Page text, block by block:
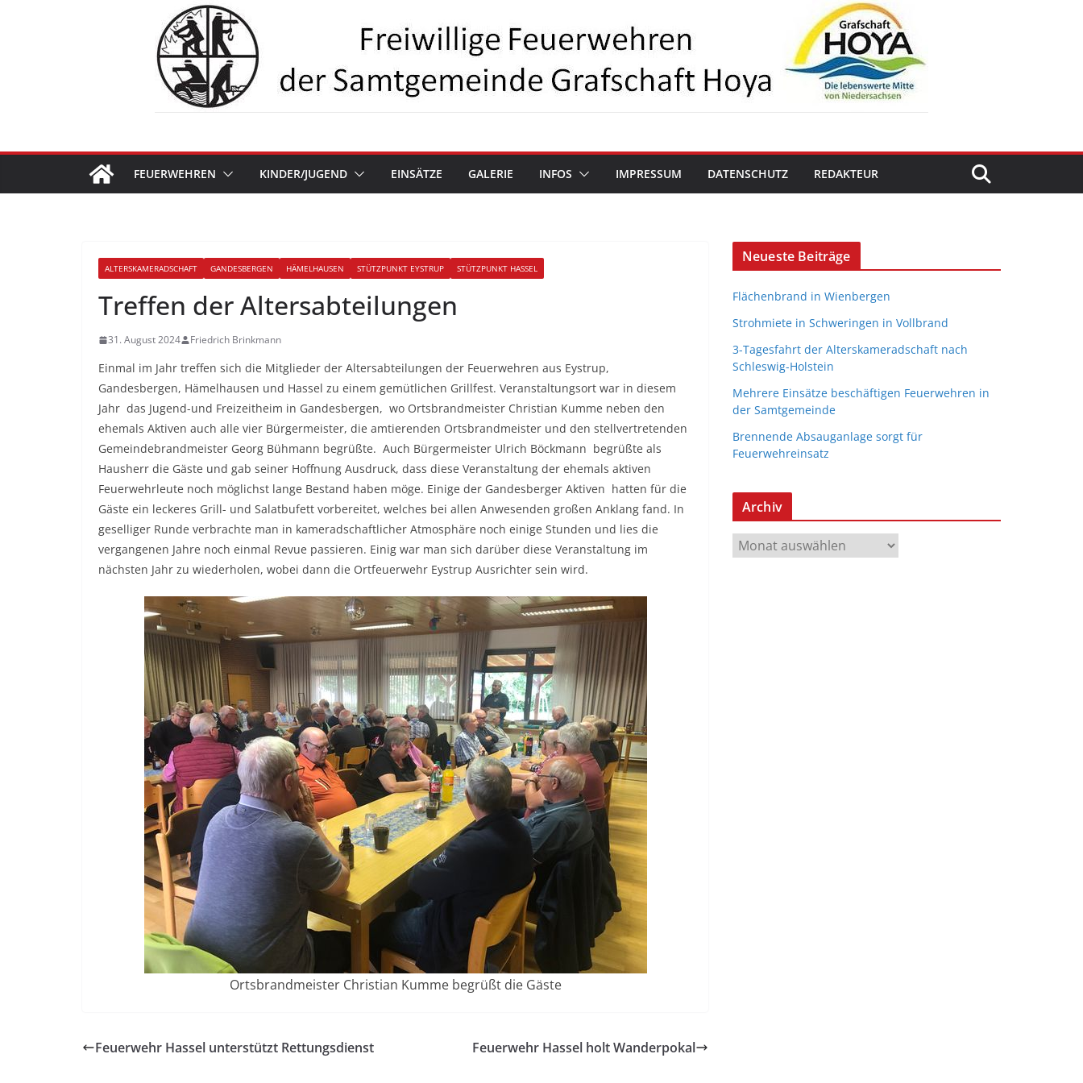
FEUERWEHREN KINDER/JUGEND EINSÄTZE GALERIE INFOS IMPRESSUM DATENSCHUTZ REDAKTEUR
ALTERSKAMERADSCHAFT GANDESBERGEN HÄMELHAUSEN STÜTZPUNKT EYSTRUP STÜTZPUNKT HASSEL
Treffen der Altersabteilungen
31. August 2024 Friedrich Brinkmann
Einmal im Jahr treffen sich die Mitglieder der Altersabteilungen der Feuerwehren aus Eystrup,
Gandesbergen, Hämelhausen und Hassel zu einem gemütlichen Grillfest. Veranstaltungsort war in diesem
Jahr das Jugend-und Freizeitheim in Gandesbergen, wo Ortsbrandmeister Christian Kumme neben den
ehemals Aktiven auch alle vier Bürgermeister, die amtierenden Ortsbrandmeister und den stellvertretenden
Gemeindebrandmeister Georg Bühmann begrüßte. Auch Bürgermeister Ulrich Böckmann begrüßte als
Hausherr die Gäste und gab seiner Hoffnung Ausdruck, dass diese Veranstaltung der ehemals aktiven
Feuerwehrleute noch möglichst lange Bestand haben möge. Einige der Gandesberger Aktiven hatten für die
Gäste ein leckeres Grill- und Salatbufett vorbereitet, welches bei allen Anwesenden großen Anklang fand. In
geselliger Runde verbrachte man in kameradschaftlicher Atmosphäre noch einige Stunden und lies die
vergangenen Jahre noch einmal Revue passieren. Einig war man sich darüber diese Veranstaltung im
nächsten Jahr zu wiederholen, wobei dann die Ortfeuerwehr Eystrup Ausrichter sein wird.
Ortsbrandmeister Christian Kumme begrüßt die Gäste
Feuerwehr Hassel unterstützt Rettungsdienst Feuerwehr Hassel holt Wanderpokal
Neueste Beiträge
Flächenbrand in Wienbergen
Strohmiete in Schweringen in Vollbrand
3-Tagesfahrt der Alterskameradschaft nach
Schleswig-Holstein
Mehrere Einsätze beschäftigen Feuerwehren in
der Samtgemeinde
Brennende Absauganlage sorgt für
Feuerwehreinsatz
Archiv
r